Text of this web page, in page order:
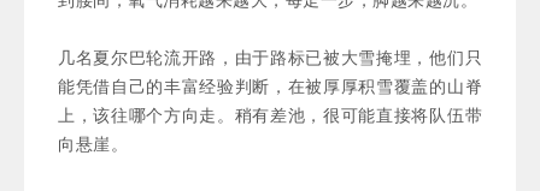
几名夏尔巴轮流开路，由于路标已被大雪掩埋，他们只
能凭借自己的丰富经验判断，在被厚厚积雪覆盖的山脊
上，该往哪个方向走。稍有差池，很可能直接将队伍带
向悬崖。